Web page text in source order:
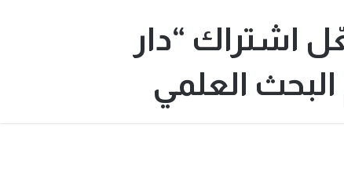
اشتراك “دار
العلمي